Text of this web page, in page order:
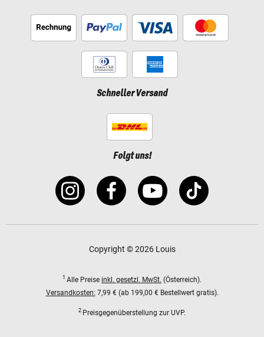
Schneller Versand
Folgt uns!
Copyright © 2026 Louis
1 Alle Preise inkl. gesetzl. MwSt. (Österreich).
Versandkosten: 7,99 € (ab 199,00 € Bestellwert gratis).
2 Preisgegenüberstellung zur UVP.